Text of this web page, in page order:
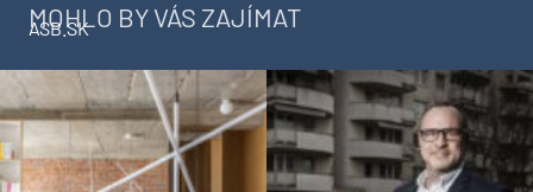
MOHLO BY VÁS ZAJÍMAT
ASB.SK